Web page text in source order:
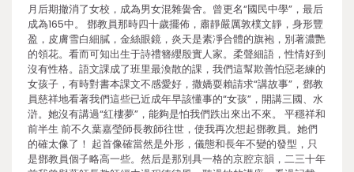
月后期撤消了女校，成為男女混雜黌舍。曾更名“國民中學”，最后
成為165中。 鄧教員那時四十歲擺佈，肅靜嚴厲敦樸文靜，身形豐
盈，皮膚雪白細膩，金絲眼鏡，炎天是素凈合體的旗袍，別著濃艷
的領花。看而可知出生于詩禮簪纓殷實人家。柔聲細語，性情好到
沒有性格。語文課成了班里最渙散的課，我們這幫欺善怕惡老練的
女孩子，有時對書本課文不感愛好，撒嬌耍賴請求“講故事”，鄧教
員慈祥地看著我們這些已近成年早該懂事的“女孩”，開講三國、水
滸。她沒有講過“紅樓夢”，能夠是怕我們跌出來出不來。 平穩祥和
前半生 前不久葉嘉瑩師長教師往世，使我再次想起鄧教員。她們
的確太像了！ 起首像確當然是外形，儀態和長年不變的發型，只
是鄧教員個子略高一些。然后是那別具一格的京腔京韻，二三十年